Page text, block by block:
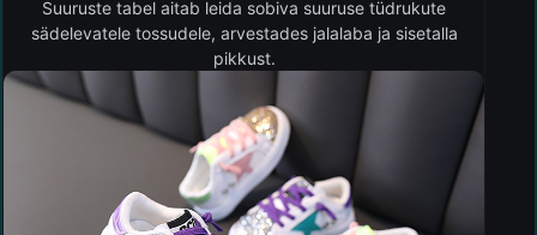
Suuruste tabel aitab leida sobiva suuruse tüdrukute
sädelevatele tossudele, arvestades jalalaba ja sisetalla
pikkust.